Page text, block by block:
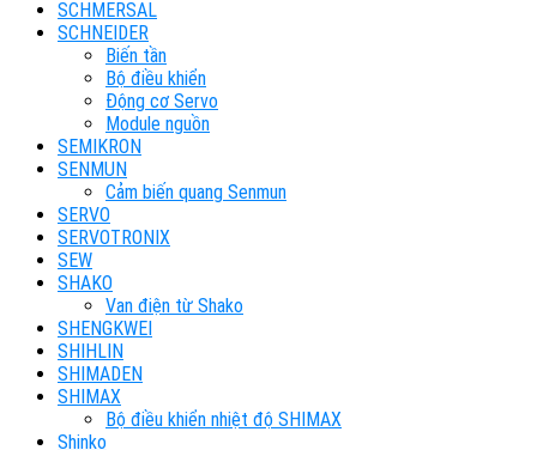
SCHMERSAL
SCHNEIDER
Biến tần
Bộ điều khiển
Động cơ Servo
Module nguồn
SEMIKRON
SENMUN
Cảm biến quang Senmun
SERVO
SERVOTRONIX
SEW
SHAKO
Van điện từ Shako
SHENGKWEI
SHIHLIN
SHIMADEN
SHIMAX
Bộ điều khiển nhiệt độ SHIMAX
Shinko